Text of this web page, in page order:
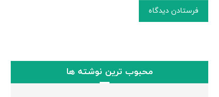
فرستادن دیدگاه
محبوب ترین نوشته ها